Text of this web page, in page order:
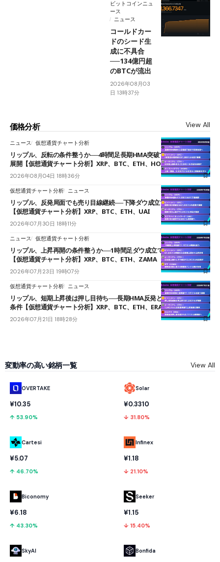
ビットコインニュ
ース
ニュース
コールドカー
ドのシード生
成に不具合
──134億円超
のBTCが流出
2026年08月03
日 13時37分
価格分析 View All
ニュース 仮想通貨チャート分析
リップル、反転の条件整うか──4時間足長期HMA突破で雲下端を目指す
展開【仮想通貨チャート分析】XRP、BTC、ETH、HOME
2026年08月04日 18時36分
仮想通貨チャート分析 ニュース
リップル、反発局面でも売り目線継続──下降ダウ成立で下値追う展開
【仮想通貨チャート分析】XRP、BTC、ETH、UAI
2026年07月30日 18時11分
ニュース 仮想通貨チャート分析
リップル、上昇再開の条件整うか──1時間足ダウ成立で1.185ドルを狙う
【仮想通貨チャート分析】XRP、BTC、ETH、ZAMA
2026年07月23日 19時07分
仮想通貨チャート分析 ニュース
リップル、短期上昇後は押し目待ち──長期HMA反発と雲上抜けが買い
条件【仮想通貨チャート分析】XRP、BTC、ETH、ERA
2026年07月21日 18時28分
変動率の高い銘柄一覧 View All
OVERTAKE
¥10.35
↑ 53.90%
Cartesi
¥5.07
↑ 46.70%
Biconomy
¥6.18
↑ 43.30%
SkyAI
Solar
¥0.3310
↓ 31.80%
Infinex
¥1.18
↓ 21.10%
Seeker
¥1.15
↓ 15.40%
Bonfida